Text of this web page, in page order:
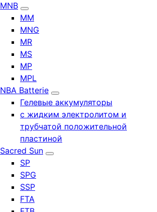
MNB
MM
MNG
MR
MS
MP
MPL
NBA Batterie
Гелевые аккумуляторы
с жидким электролитом и
трубчатой положительной
пластиной
Sacred Sun
SP
SPG
SSP
FTA